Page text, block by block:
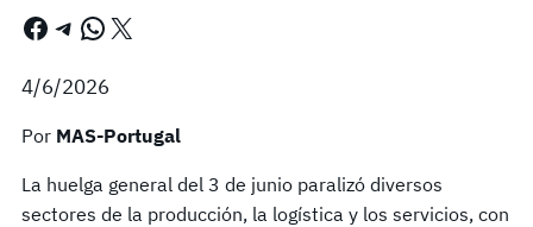
Facebook Telegram WhatsApp X
4/6/2026
Por MAS-Portugal
La huelga general del 3 de junio paralizó diversos
sectores de la producción, la logística y los servicios, con